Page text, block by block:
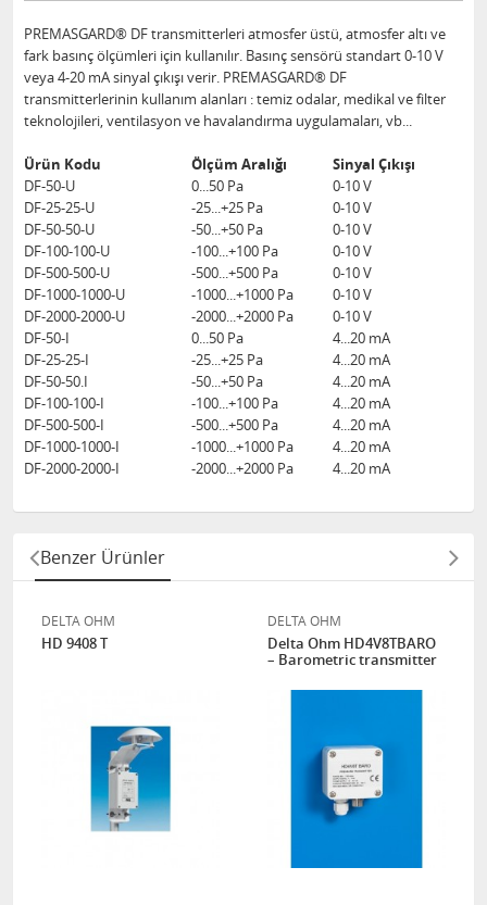
PREMASGARD® DF transmitterleri atmosfer üstü, atmosfer altı ve
fark basınç ölçümleri için kullanılır. Basınç sensörü standart 0-10 V
veya 4-20 mA sinyal çıkışı verir. PREMASGARD® DF
transmitterlerinin kullanım alanları : temiz odalar, medikal ve filter
teknolojileri, ventilasyon ve havalandırma uygulamaları, vb...
Ürün Kodu Ölçüm Aralığı
Sinyal Çıkışı
DF-50-U
0...50 Pa
0-10 V
DF-25-25-U
-25...+25 Pa
0-10 V
DF-50-50-U
-50...+50 Pa
0-10 V
DF-100-100-U
-100...+100 Pa
0-10 V
DF-500-500-U
-500...+500 Pa
0-10 V
DF-1000-1000-U
-1000...+1000 Pa
0-10 V
DF-2000-2000-U
-2000...+2000 Pa
0-10 V
DF-50-I
0...50 Pa
4...20 mA
DF-25-25-I
-25...+25 Pa
4...20 mA
DF-50-50.I
-50...+50 Pa
4...20 mA
DF-100-100-I
-100...+100 Pa
4...20 mA
DF-500-500-I
-500...+500 Pa
4...20 mA
DF-1000-1000-I
-1000...+1000 Pa
4...20 mA
DF-2000-2000-I
-2000...+2000 Pa 4...20 mA
Benzer Ürünler
DELTA OHM
HD 9408 T
DELTA OHM
Delta Ohm HD4V8TBARO
– Barometric transmitter